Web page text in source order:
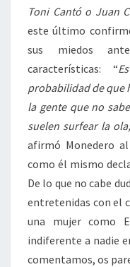
Toni Cantó o Juan
este último
sus miedos
características: “
probabilidad de que
la gente que no
suelen surfear la
afirmó Monedero
como él mismo
De lo que no cabe
entretenidas con el
una mujer como
indiferente a nadie
comentamos, os